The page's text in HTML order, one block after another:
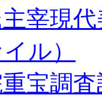
宰現
ル）
宝調